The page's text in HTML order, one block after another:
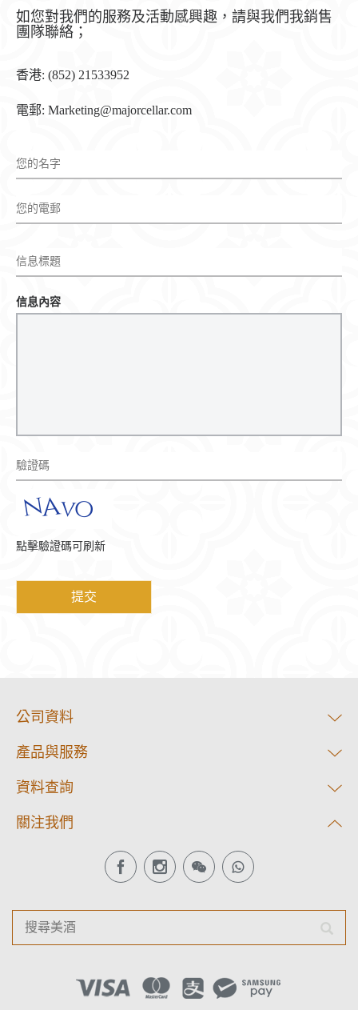
如您對我們的服務及活動感興趣，請與我們我銷售
團隊聯絡；
香港: (852) 21533952
電郵: Marketing@majorcellar.com
信息內容
點擊驗證碼可刷新
公司資料
產品與服務
資料查詢
關注我們